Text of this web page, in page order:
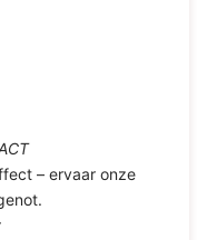
– ervaar onze